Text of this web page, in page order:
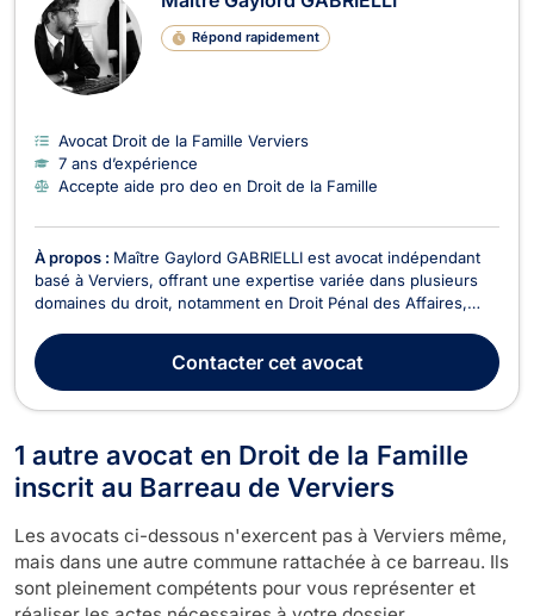
Répond rapidement
Avocat Droit de la Famille Verviers
7 ans d’expérience
Accepte aide pro deo en Droit de la Famille
À propos : Maître Gaylord GABRIELLI est avocat indépendant
basé à Verviers, offrant une expertise variée dans plusieurs
domaines du droit, notamment en Droit Pénal des Affaires,
Droit Civil, Droit des Successions, Divorce, Dommage Corporel
et Responsabilité civile, Droit Pén...
Contactercet avocat
1 autre avocat en Droit de la Famille
inscrit au Barreau de Verviers
Les avocats ci-dessous n'exercent pas à Verviers même,
mais dans une autre commune rattachée à ce barreau. Ils
sont pleinement compétents pour vous représenter et